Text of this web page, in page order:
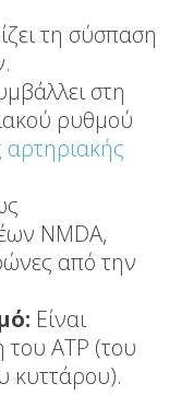
τη σύσπαση
στη
ρυθμού
NMDA,
από την
Είναι
του ATP (του
κυττάρου).